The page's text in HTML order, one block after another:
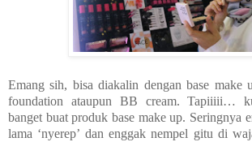
Emang sih, bisa diakalin dengan base make
foundation ataupun BB cream. Tapiiiii…
banget buat produk base make up. Seringnya
lama ‘nyerep’ dan enggak nempel gitu di